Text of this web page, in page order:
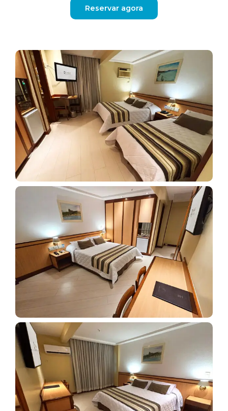
Reservar agora